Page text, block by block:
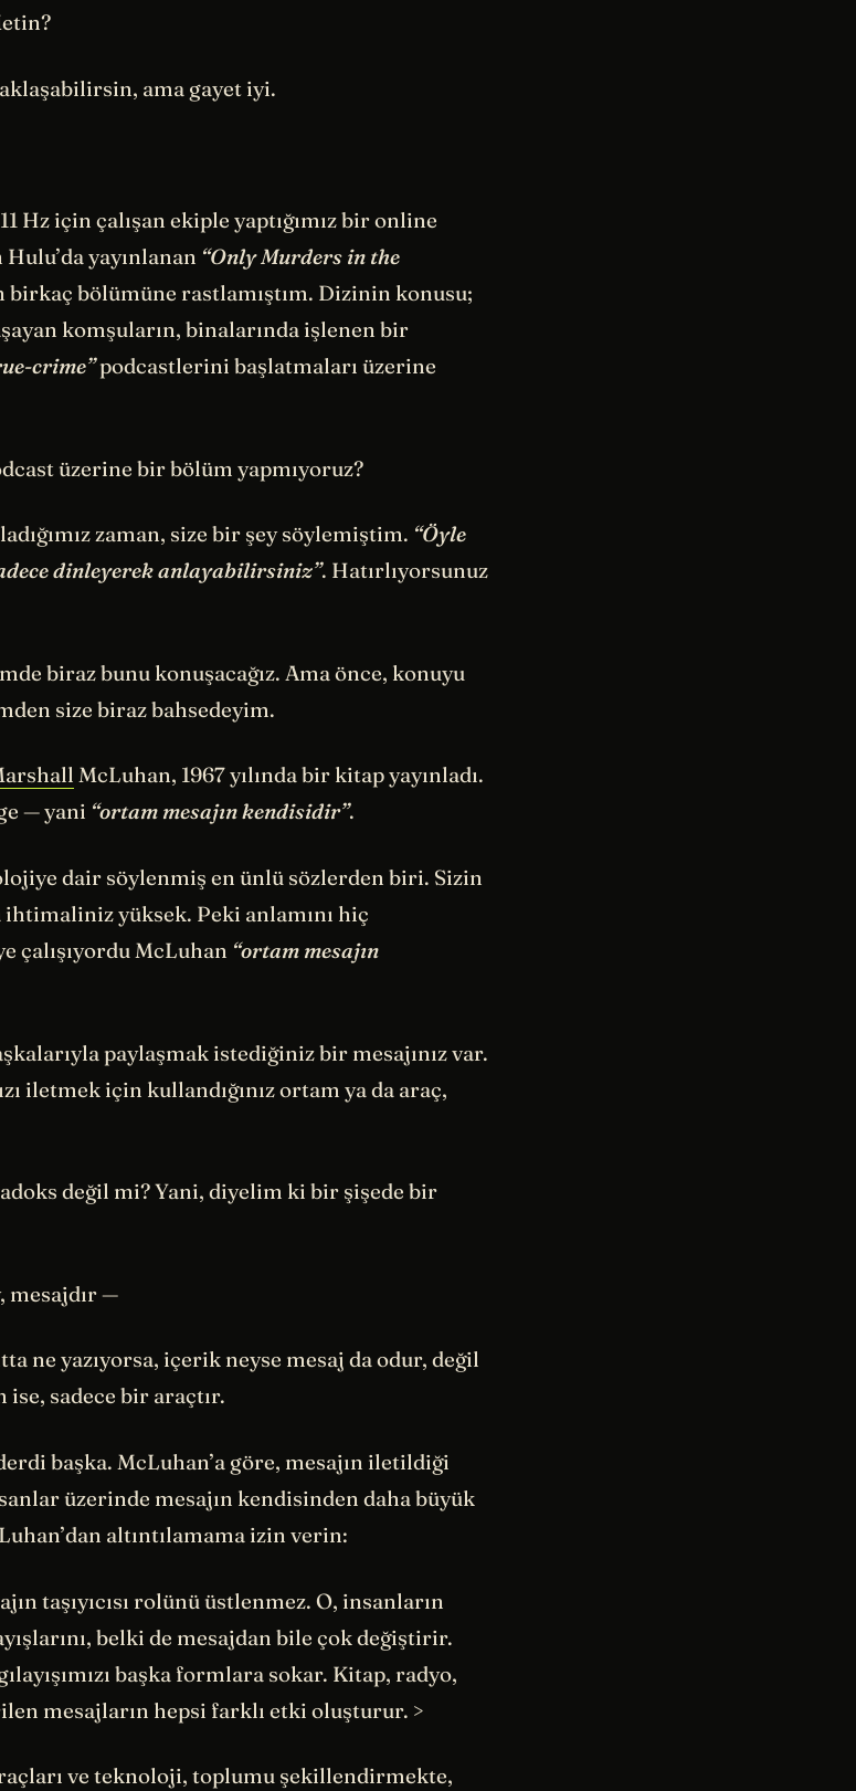
ama gayet iyi.
Hz için çalışan ekiple yaptığımız bir online
yayınlanan “Only Murders in the
bölümüne rastlamıştım. Dizinin konusu;
komşuların, binalarında işlenen bir
crime”podcastlerini başlatmaları üzerine
üzerine bir bölüm yapmıyoruz?
zaman, size bir şey söylemiştim. “Öyle
dinleyerek anlayabilirsiniz”. Hatırlıyorsunuz
biraz bunu konuşacağız. Ama önce, konuyu
size biraz bahsedeyim.
McLuhan, 1967 yılında bir kitap yayınladı.
— yani “ortam mesajın kendisidir”.
dair söylenmiş en ünlü sözlerden biri. Sizin
yüksek. Peki anlamını hiç
çalışıyordu McLuhan “ortam mesajın
paylaşmak istediğiniz bir mesajınız var.
iletmek için kullandığınız ortam ya da araç,
değil mi? Yani, diyelim ki bir şişede bir
mesajdır —
ne yazıyorsa, içerik neyse mesaj da odur, değil
sadece bir araçtır.
başka. McLuhan’a göre, mesajın iletildiği
üzerinde mesajın kendisinden daha büyük
altıntılamama izin verin:
taşıyıcısı rolünü üstlenmez. O, insanların
belki de mesajdan bile çok değiştirir.
başka formlara sokar. Kitap, radyo,
mesajların hepsi farklı etki oluşturur. >
ve teknoloji, toplumu şekillendirmekte,